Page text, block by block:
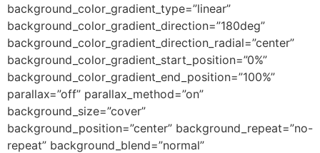
background_color_gradient_type=”linear”
background_color_gradient_direction=”180deg”
background_color_gradient_direction_radial=”center”
background_color_gradient_start_position=”0%”
background_color_gradient_end_position=”100%”
parallax=”off” parallax_method=”on”
background_size=”cover”
background_position=”center” background_repeat=”no-
repeat” background_blend=”normal”